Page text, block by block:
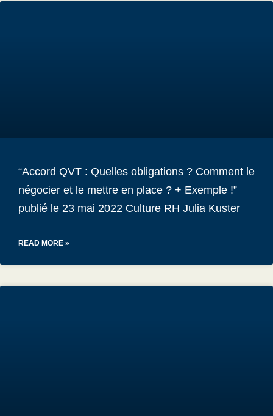
“Accord QVT : Quelles obligations ? Comment le
négocier et le mettre en place ? + Exemple !”
publié le 23 mai 2022 Culture RH Julia Kuster
READ MORE »